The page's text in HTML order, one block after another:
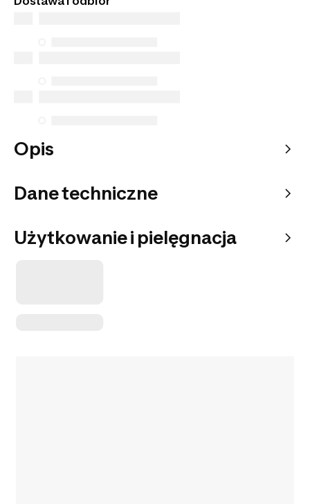
Opis
Dane techniczne
Użytkowanie i pielęgnacja